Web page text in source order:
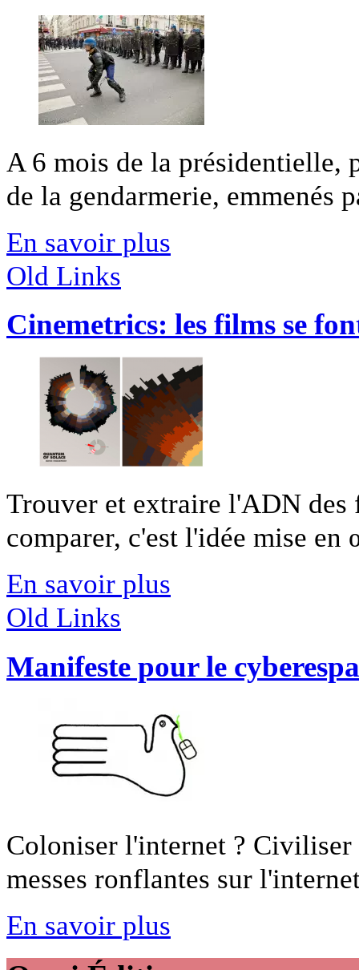
A 6 mois de la présidentielle,
de la gendarmerie, emmenés
En savoir plus
Old Links
Cinemetrics: les films se
Trouver et extraire l'ADN
comparer, c'est l'idée mise en
En savoir plus
Old Links
Manifeste pour le
Coloniser l'internet ?
messes ronflantes sur
En savoir plus